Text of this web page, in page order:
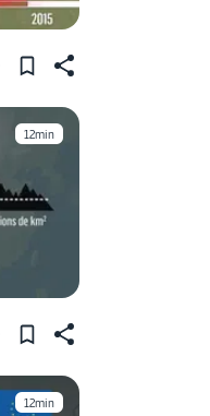
12min
12min